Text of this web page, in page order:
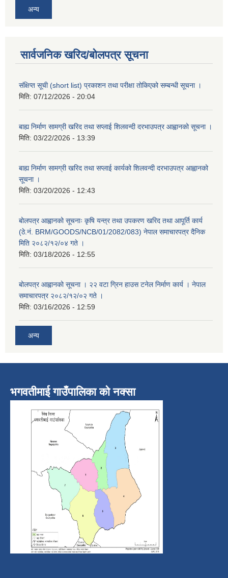
अन्य
सार्वजनिक खरिद/बोलपत्र सूचना
संक्षिप्त सूची (short list) प्रकाशन तथा परीक्षा तोकिएको सम्बन्धी सूचना ।
मिति: 07/12/2026 - 20:04
बाह्य निर्माण सामग्री खरिद तथा सप्लाई शिलवन्दी दरभाउपत्र आह्वानको सूचना ।
मिति: 03/22/2026 - 13:39
बाह्य निर्माण सामग्री खरिद तथा सप्लाई कार्यको शिलवन्दी दरभाउपत्र आह्वानको
सूचना ।
मिति: 03/20/2026 - 12:43
बोलपत्र आह्वानको सूचनाः कृषि यन्त्र तथा उपकरण खरिद तथा आपूर्ति कार्य
(ठे.नं. BRM/GOODS/NCB/01/2082/083) नेपाल समाचारपत्र दैनिक
मिति २०८२/१२/०४ गते ।
मिति: 03/18/2026 - 12:55
बोलपत्र आह्वानको सूचना । २२ वटा ग्रिन हाउस टनेल निर्माण कार्य । नेपाल
समाचारपत्र २०८२/१२/०२ गते ।
मिति: 03/16/2026 - 12:59
अन्य
भगवतीमाई गाउँपालिका को नक्सा